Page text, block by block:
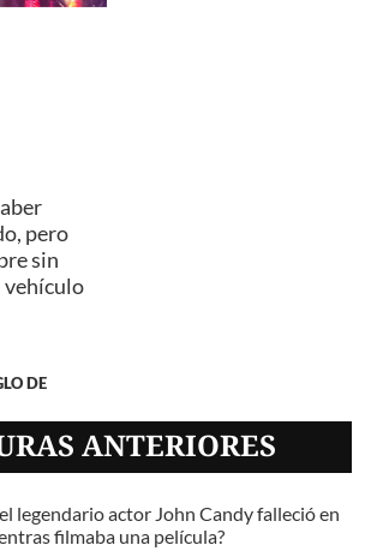
pero
sin
vehículo
DE
ANTERIORES
legendario actor John Candy falleció en
filmaba una película?